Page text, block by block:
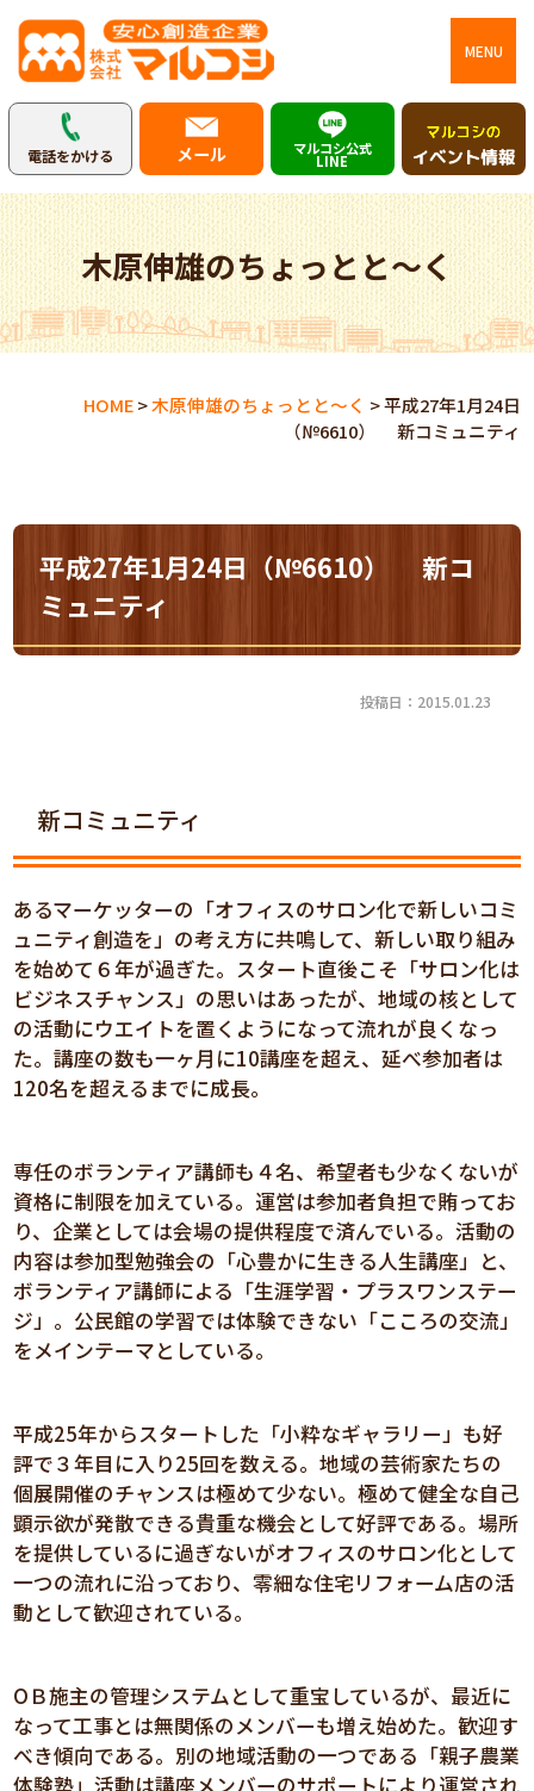
MENU
電話をかける メール マルコシ公式
LINE
木原伸雄のちょっとと～く
HOME>木原伸雄のちょっとと～く >平成27年1月24日
（№6610） 新コミュニティ
平成27年1月24日（№6610） 新コ
ミュニティ
投稿日：2015.01.23
新コミュニティ
あるマーケッターの「オフィスのサロン化で新しいコミ
ュニティ創造を」の考え方に共鳴して、新しい取り組み
を始めて６年が過ぎた。スタート直後こそ「サロン化は
ビジネスチャンス」の思いはあったが、地域の核として
の活動にウエイトを置くようになって流れが良くなっ
た。講座の数も一ヶ月に10講座を超え、延べ参加者は
120名を超えるまでに成長。
専任のボランティア講師も４名、希望者も少なくないが
資格に制限を加えている。運営は参加者負担で賄ってお
り、企業としては会場の提供程度で済んでいる。活動の
内容は参加型勉強会の「心豊かに生きる人生講座」と、
ボランティア講師による「生涯学習・プラスワンステー
ジ」。公民館の学習では体験できない「こころの交流」
をメインテーマとしている。
平成25年からスタートした「小粋なギャラリー」も好
評で３年目に入り25回を数える。地域の芸術家たちの
個展開催のチャンスは極めて少ない。極めて健全な自己
顕示欲が発散できる貴重な機会として好評である。場所
を提供しているに過ぎないがオフィスのサロン化として
一つの流れに沿っており、零細な住宅リフォーム店の活
動として歓迎されている。
ОＢ施主の管理システムとして重宝しているが、最近に
なって工事とは無関係のメンバーも増え始めた。歓迎す
べき傾向である。別の地域活動の一つである「親子農業
体験塾」活動は講座メンバーのサポートにより運営され